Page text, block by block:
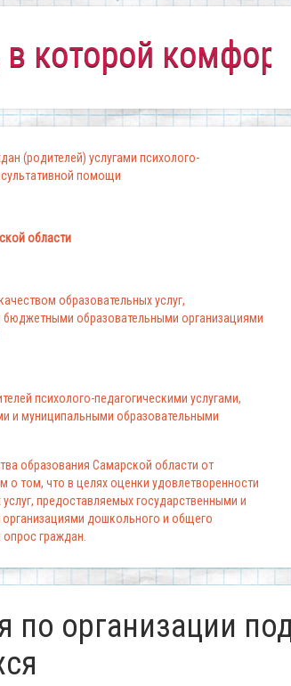
комфортно
(родителей) услугами психолого-
помощи
области
образовательных услуг,
образовательными организациями
психолого-педагогическими услугами,
и муниципальными образовательными
образования Самарской области от
том, что в целях оценки удовлетворенности
предоставляемых государственными и
дошкольного и общего
опрос граждан.
по организации